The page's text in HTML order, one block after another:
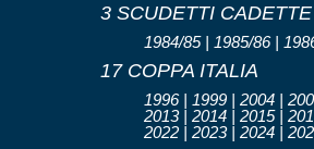
3 SCUDETTI CADETTE
1984/85 | 1985/86 |
17 COPPA ITALIA
1996 | 1999 | 2004 |
2013 | 2014 | 2015 |
2022 | 2023 | 2024 |